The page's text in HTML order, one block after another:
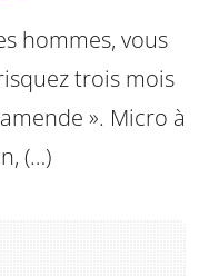
hommes, vous
trois mois
». Micro à
(…)